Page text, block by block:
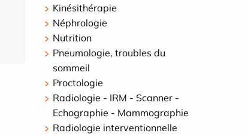
Kinésithérapie
Néphrologie
Nutrition
Pneumologie, troubles du
sommeil
Proctologie
Radiologie - IRM - Scanner -
Echographie - Mammographie
Radiologie interventionnelle